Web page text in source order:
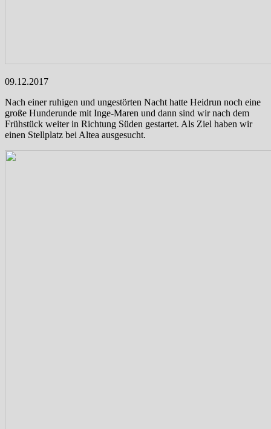
09.12.2017
Nach einer ruhigen und ungestörten Nacht hatte Heidrun noch eine
große Hunderunde mit Inge-Maren und dann sind wir nach dem
Frühstück weiter in Richtung Süden gestartet. Als Ziel haben wir
einen Stellplatz bei Altea ausgesucht.